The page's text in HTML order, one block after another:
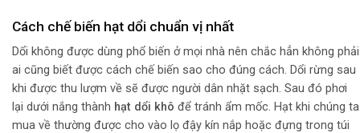
Cách chế biến hạt dổi chuẩn vị nhất
Dổi không được dùng phổ biến ở mọi nhà nên chắc hẳn không phải
ai cũng biết được cách chế biến sao cho đúng cách. Dổi rừng sau
khi được thu lượm về sẽ được người dân nhặt sạch. Sau đó phơi
lại dưới nắng thành hạt dổi khô để tránh ẩm mốc. Hạt khi chúng ta
mua về thường được cho vào lọ đậy kín nắp hoặc đựng trong túi